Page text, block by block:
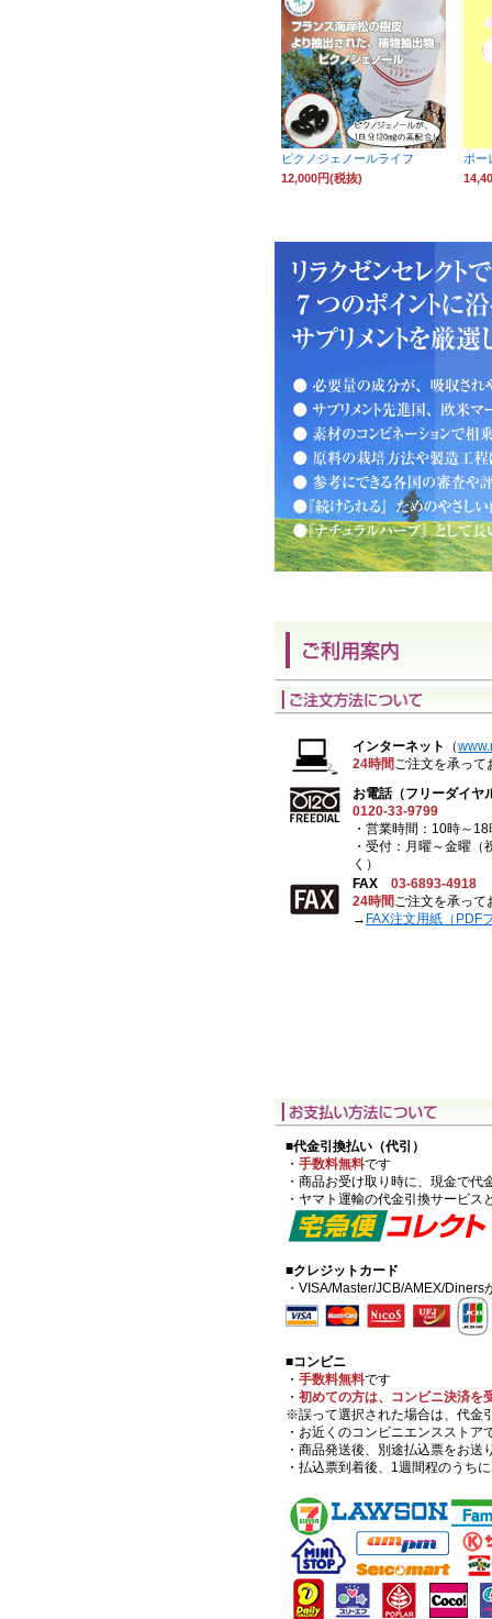
ピクノジェノールライフ
12,000円(税抜)
ポー
インターネット （
24時間ご注文を承って
お電話（フリーダイヤ
0120-33-9799
・営業時間：10時～18
・受付：月曜～金曜（
く）
FAX 03-6893-4918
24時間ご注文を承って
→ FAX注文用紙（PDF
■代金引換払い（代引）
・ 手数料無料です
・商品お受け取り時に、現金で代
・ヤマト運輸の代金引換サービス
■クレジットカード
・VISA/Master/JCB/AMEX/Diners
■コンビニ
・ 手数料無料です
・ 初めての方は、コンビニ決済を
※誤って選択された場合は、代金
・お近くのコンビニエンスストア
・商品発送後、別途払込票をお送
・払込票到着後、1週間程のうち